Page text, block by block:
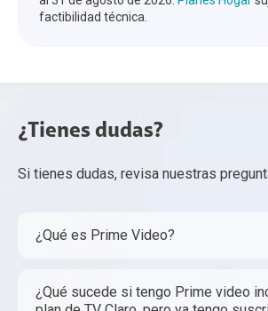
factibilidad técnica.
¿Tienes dudas?
Si tienes dudas, revisa nuestras
¿Qué es Prime Video?
¿Qué sucede si tengo Prime video